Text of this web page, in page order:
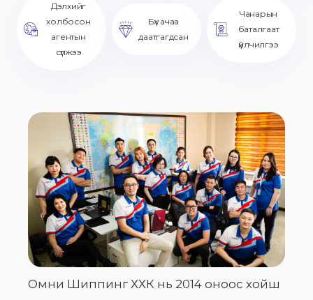
Дэлхийг
холбосон
агентын
сүлжээ
Бүх ачаа
даатгагдсан
Чанарын
баталгаат
үйлчилгээ
Омни Шиппинг ХХК нь 2014 оноос хойш